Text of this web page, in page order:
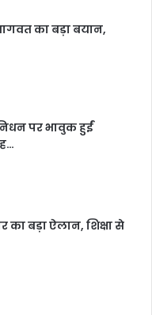
का बड़ा बयान,
पर भावुक हुईं
बड़ा ऐलान, शिक्षा से